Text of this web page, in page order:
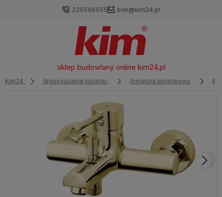
225596555 bok@kim24.pl
sklep budowlany online kim24.pl
Kim24 Wyposażenie łazienki Armatura łazienkowa